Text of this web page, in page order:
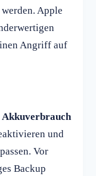
Apple
Angriff auf
Akkuverbrauch
und
Vor
Backup